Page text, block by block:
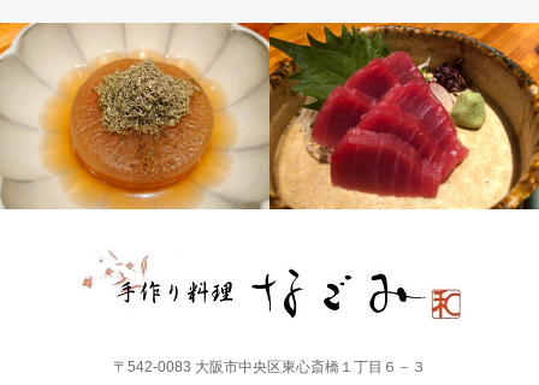
〒542-0083 大阪市中央区東心斎橋１丁目６－３